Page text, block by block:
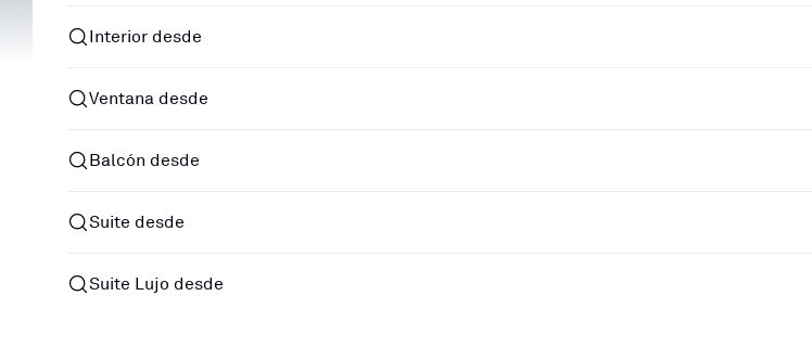
Interior desde
Ventana desde
Balcón desde
Suite desde
Suite Lujo desde